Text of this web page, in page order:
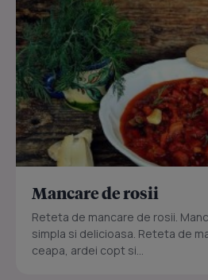
Mancare de rosii
Reteta de mancare de rosii.
simpla si delicioasa. Reteta de
ceapa, ardei copt si...